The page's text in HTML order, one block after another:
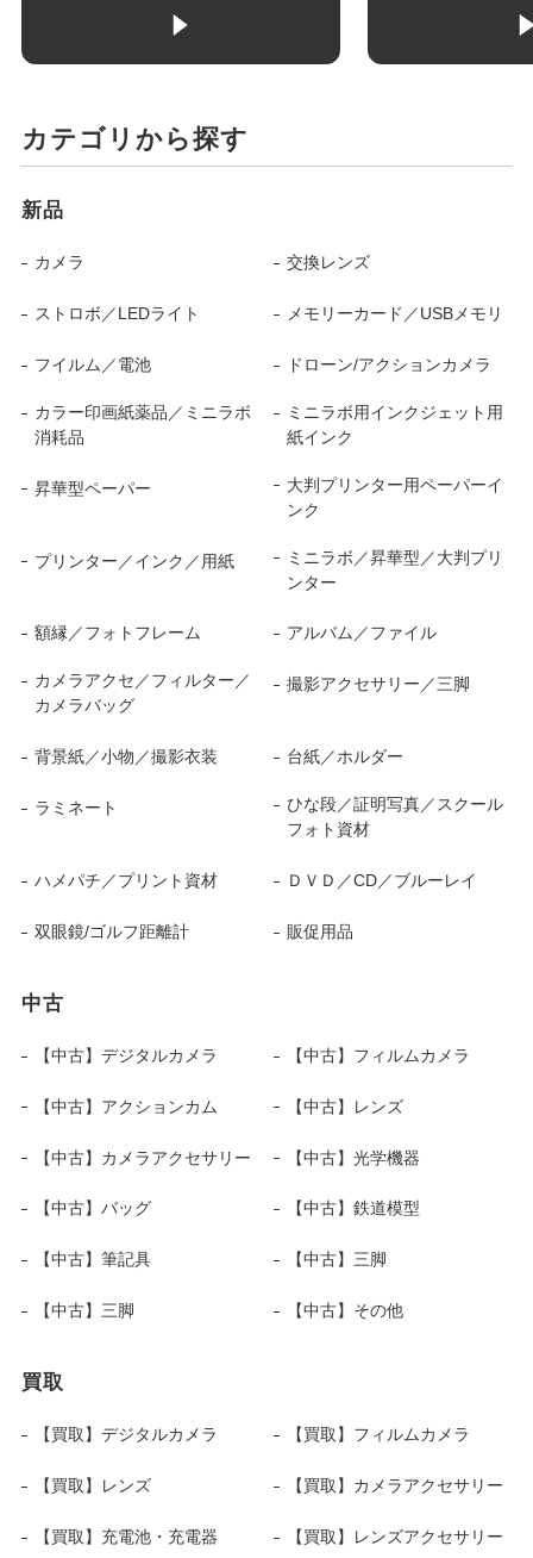
カテゴリから探す
新品
カメラ 交換レンズ
ストロボ／LEDライト メモリーカード／USBメモリ
フイルム／電池 ドローン/アクションカメラ
カラー印画紙薬品／ミニラボ
消耗品
ミニラボ用インクジェット用
紙インク
昇華型ペーパー
大判プリンター用ペーパーイ
ンク
プリンター／インク／用紙
ミニラボ／昇華型／大判プリ
ンター
額縁／フォトフレーム アルバム／ファイル
カメラアクセ／フィルター／
カメラバッグ
撮影アクセサリー／三脚
背景紙／小物／撮影衣装 台紙／ホルダー
ラミネート
ひな段／証明写真／スクール
フォト資材
ハメパチ／プリント資材 ＤＶＤ／CD／ブルーレイ
双眼鏡/ゴルフ距離計 販促用品
中古
【中古】デジタルカメラ 【中古】フィルムカメラ
【中古】アクションカム 【中古】レンズ
【中古】カメラアクセサリー 【中古】光学機器
【中古】バッグ 【中古】鉄道模型
【中古】筆記具 【中古】三脚
【中古】三脚 【中古】その他
買取
【買取】デジタルカメラ 【買取】フィルムカメラ
【買取】レンズ 【買取】カメラアクセサリー
【買取】充電池・充電器 【買取】レンズアクセサリー